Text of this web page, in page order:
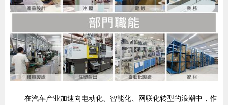
在汽车产业加速向电动化、智能化、网联化转型的浪潮中，作